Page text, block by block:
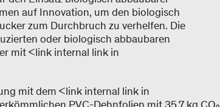
auf Innovation, um den biologisch
zum Durchbruch zu verhelfen. Die
oder biologisch abbaubaren
mit <link internal link in
mit dem <link internal link in